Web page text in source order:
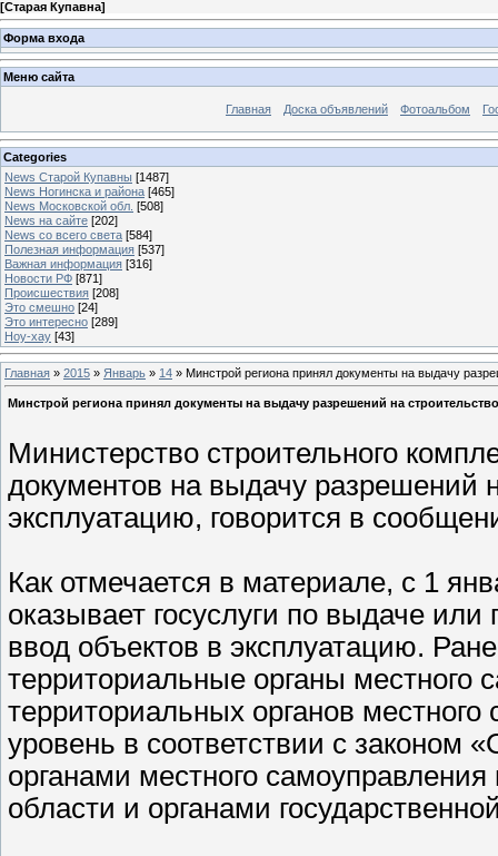
[Старая Купавна]
Форма входа
Меню сайта
Главная Доска объявлений Фотоальбом
Categories
News Старой Купавны [1487]
News Ногинска и района [465]
News Московской обл. [508]
News на сайте [202]
News со всего света [584]
Полезная информация [537]
Важная информация [316]
Новости РФ [871]
Происшествия [208]
Это смешно [24]
Это интересно [289]
Ноу-хау [43]
Главная » 2015 » Январь » 14 » Минстрой региона принял документы на выдачу
Минстрой региона принял документы на выдачу разрешений на строительство
Министерство строительного
документов на выдачу разрешений
эксплуатацию, говорится в
Как отмечается в материале, с 1
оказывает госуслуги по выдаче
ввод объектов в эксплуатацию.
территориальные органы местного
территориальных органов
уровень в соответствии с законом
органами местного
области и органами